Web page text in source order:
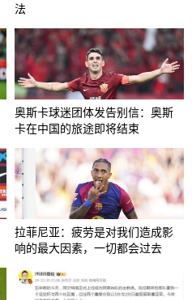
法
奥斯卡球迷团体发告别信：奥斯
卡在中国的旅途即将结束
拉菲尼亚：疲劳是对我们造成影
响的最大因素，一切都会过去